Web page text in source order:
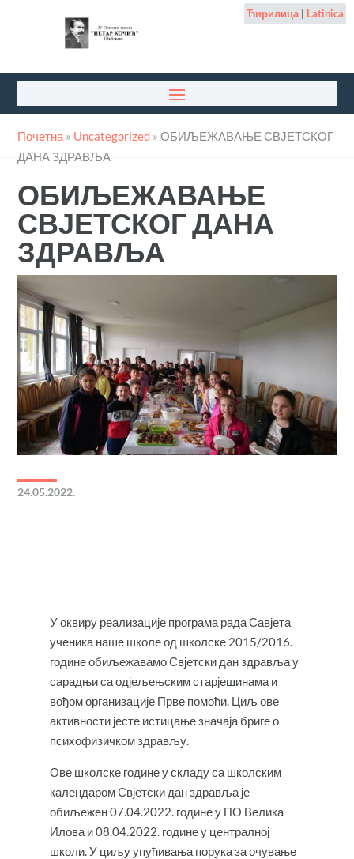
Ћирилица| Latinica
Почетна » Uncategorized »ОБИЉЕЖАВАЊЕ СВЈЕТСКОГ
ДАНА ЗДРАВЉА
ОБИЉЕЖАВАЊЕ
СВЈЕТСКОГ ДАНА
ЗДРАВЉА
24.05.2022.
У оквиру реализације програма рада Савјета
ученика наше школе од школске 2015/2016.
године обиљежавамо Свјетски дан здравља у
сарадњи са одјељењским старјешинама и
вођом организације Прве помоћи. Циљ ове
активности јесте истицање значаја бриге о
психофизичком здрављу.
Ове школске године у складу са школским
календаром Свјетски дан здравља је
обиљежен 07.04.2022. године у ПО Велика
Илова и 08.04.2022. године у централној
школи. У циљу упућивања порука за очување